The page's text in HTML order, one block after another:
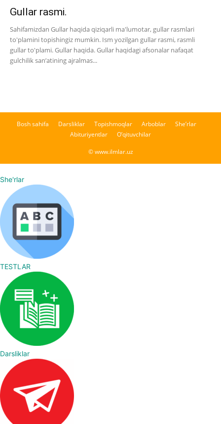
Gullar rasmi.
Sahifamizdan Gullar haqida qiziqarli ma'lumotar, gullar rasmlari
to'plamini topishingiz mumkin. Ism yozilgan gullar rasmi, rasmli
gullar to'plami. Gullar haqida. Gullar haqidagi afsonalar nafaqat
gulchilik san’atining ajralmas...
Bosh sahifa Darsliklar Topishmoqlar Arboblar
She’rlar
Abituriyentlar
O’qituvchilar
© www.ilmlar.uz
She'rlar
TESTLAR
Darsliklar